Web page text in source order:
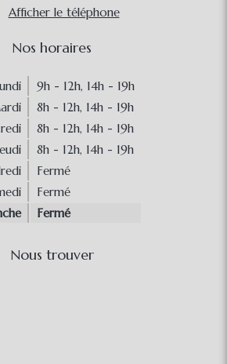
Afficher le téléphone
Nos horaires
9h - 12h, 14h - 19h
8h - 12h, 14h - 19h
8h - 12h, 14h - 19h
8h - 12h, 14h - 19h
Fermé
Fermé
Fermé
Nous trouver